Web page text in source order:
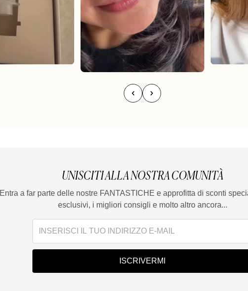
UNISCITI ALLA NOSTRA COMUNITÀ
Entra a far parte delle nostre FANTASTICHE e approfitta di sconti
esclusivi, i migliori consigli e molto altro ancora...
ISCRIVERMI